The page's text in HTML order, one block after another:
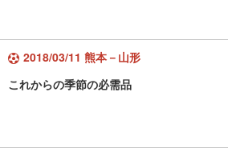
2018/03/11 熊本－山形
これからの季節の必需品